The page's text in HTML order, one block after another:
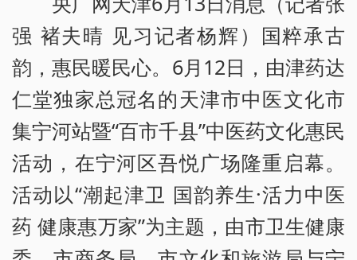
强 褚夫晴 见习记者杨辉）国粹承古
韵，惠民暖民心。6月12日，由津药达
仁堂独家总冠名的天津市中医文化市
集宁河站暨“百市千县”中医药文化惠民
活动，在宁河区吾悦广场隆重启幕。
活动以“潮起津卫 国韵养生·活力中医
药 健康惠万家”为主题，由市卫生健康